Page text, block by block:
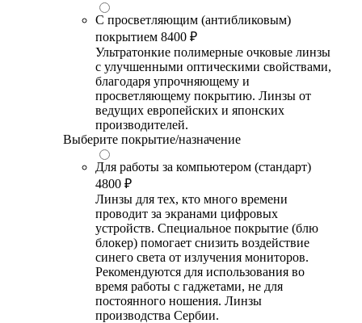
С просветляющим (антибликовым)
покрытием 8400 ₽
Ультратонкие полимерные очковые линзы
с улучшенными оптическими свойствами,
благодаря упрочняющему и
просветляющему покрытию. Линзы от
ведущих европейских и японских
производителей.
Выберите покрытие/назначение
Для работы за компьютером (стандарт)
4800 ₽
Линзы для тех, кто много времени
проводит за экранами цифровых
устройств. Специальное покрытие (блю
блокер) помогает снизить воздействие
синего света от излучения мониторов.
Рекомендуются для использования во
время работы с гаджетами, не для
постоянного ношения. Линзы
производства Сербии.